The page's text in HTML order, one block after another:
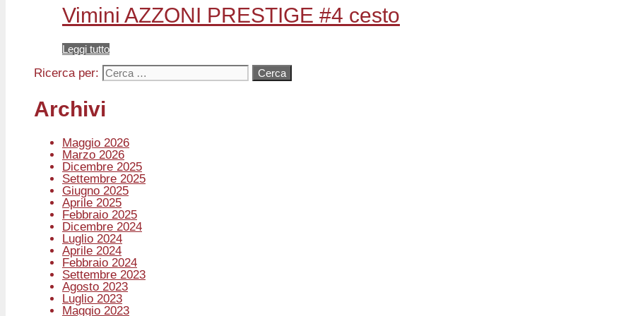
Vimini AZZONI PRESTIGE #4 cesto
Leggi tutto
Ricerca per:
Archivi
Maggio 2026
Marzo 2026
Dicembre 2025
Settembre 2025
Giugno 2025
Aprile 2025
Febbraio 2025
Dicembre 2024
Luglio 2024
Aprile 2024
Febbraio 2024
Settembre 2023
Agosto 2023
Luglio 2023
Maggio 2023